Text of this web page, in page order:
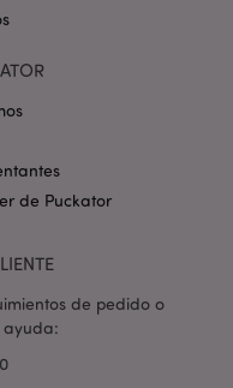
de Puckator
de pedido o
ayuda:
de privacidad de